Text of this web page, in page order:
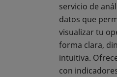
servicio de
datos que
visualizar tu
forma clara,
intuitiva.
con